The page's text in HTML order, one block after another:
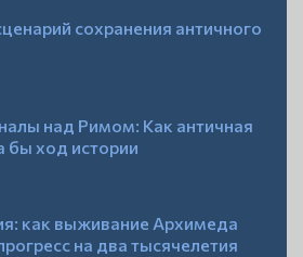
сохранения античного
над Римом: Как античная
бы ход истории
как выживание Архимеда
на два тысячелетия